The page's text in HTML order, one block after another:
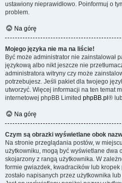
ustawiony nieprawidłowo. Poinformuj o
problem.
Na górę
Mojego języka nie ma na liście!
Być może administrator nie zainstalował
językową albo nikt jeszcze nie
administratora witryny czy może
potrzebujesz. Jeśli pakiet dla twojego
utworzyć. Więcej informacji na ten temat
internetowej phpBB Limited phpBB.pl ®
Na górę
Czym są obrazki wyświetlane obok
Na stronie przeglądania postów, w
użytkowniku, mogą być wyświetlane dwa
skojarzony z rangą użytkownika. W
formie gwiazdek, kwadracików lub
zostało napisanych przez użytkownika